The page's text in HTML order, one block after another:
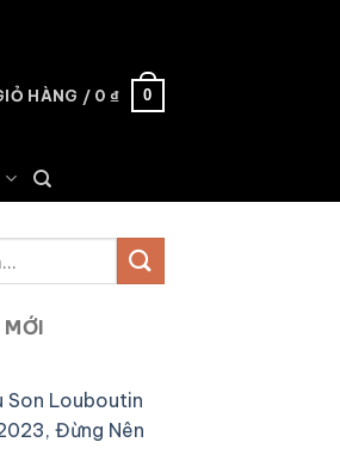
HÀNG / 0 ₫ 0
Son Louboutin
Đừng Nên